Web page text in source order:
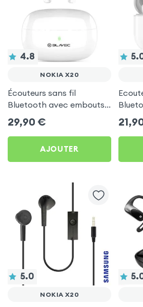
4.8
NOKIA X20
Écouteurs sans fil
Bluetooth avec embouts
intra-auriculaires - Blanc
pour Nokia X20
29,90 €
AJOUTER
X20
5.0
NOKIA X20